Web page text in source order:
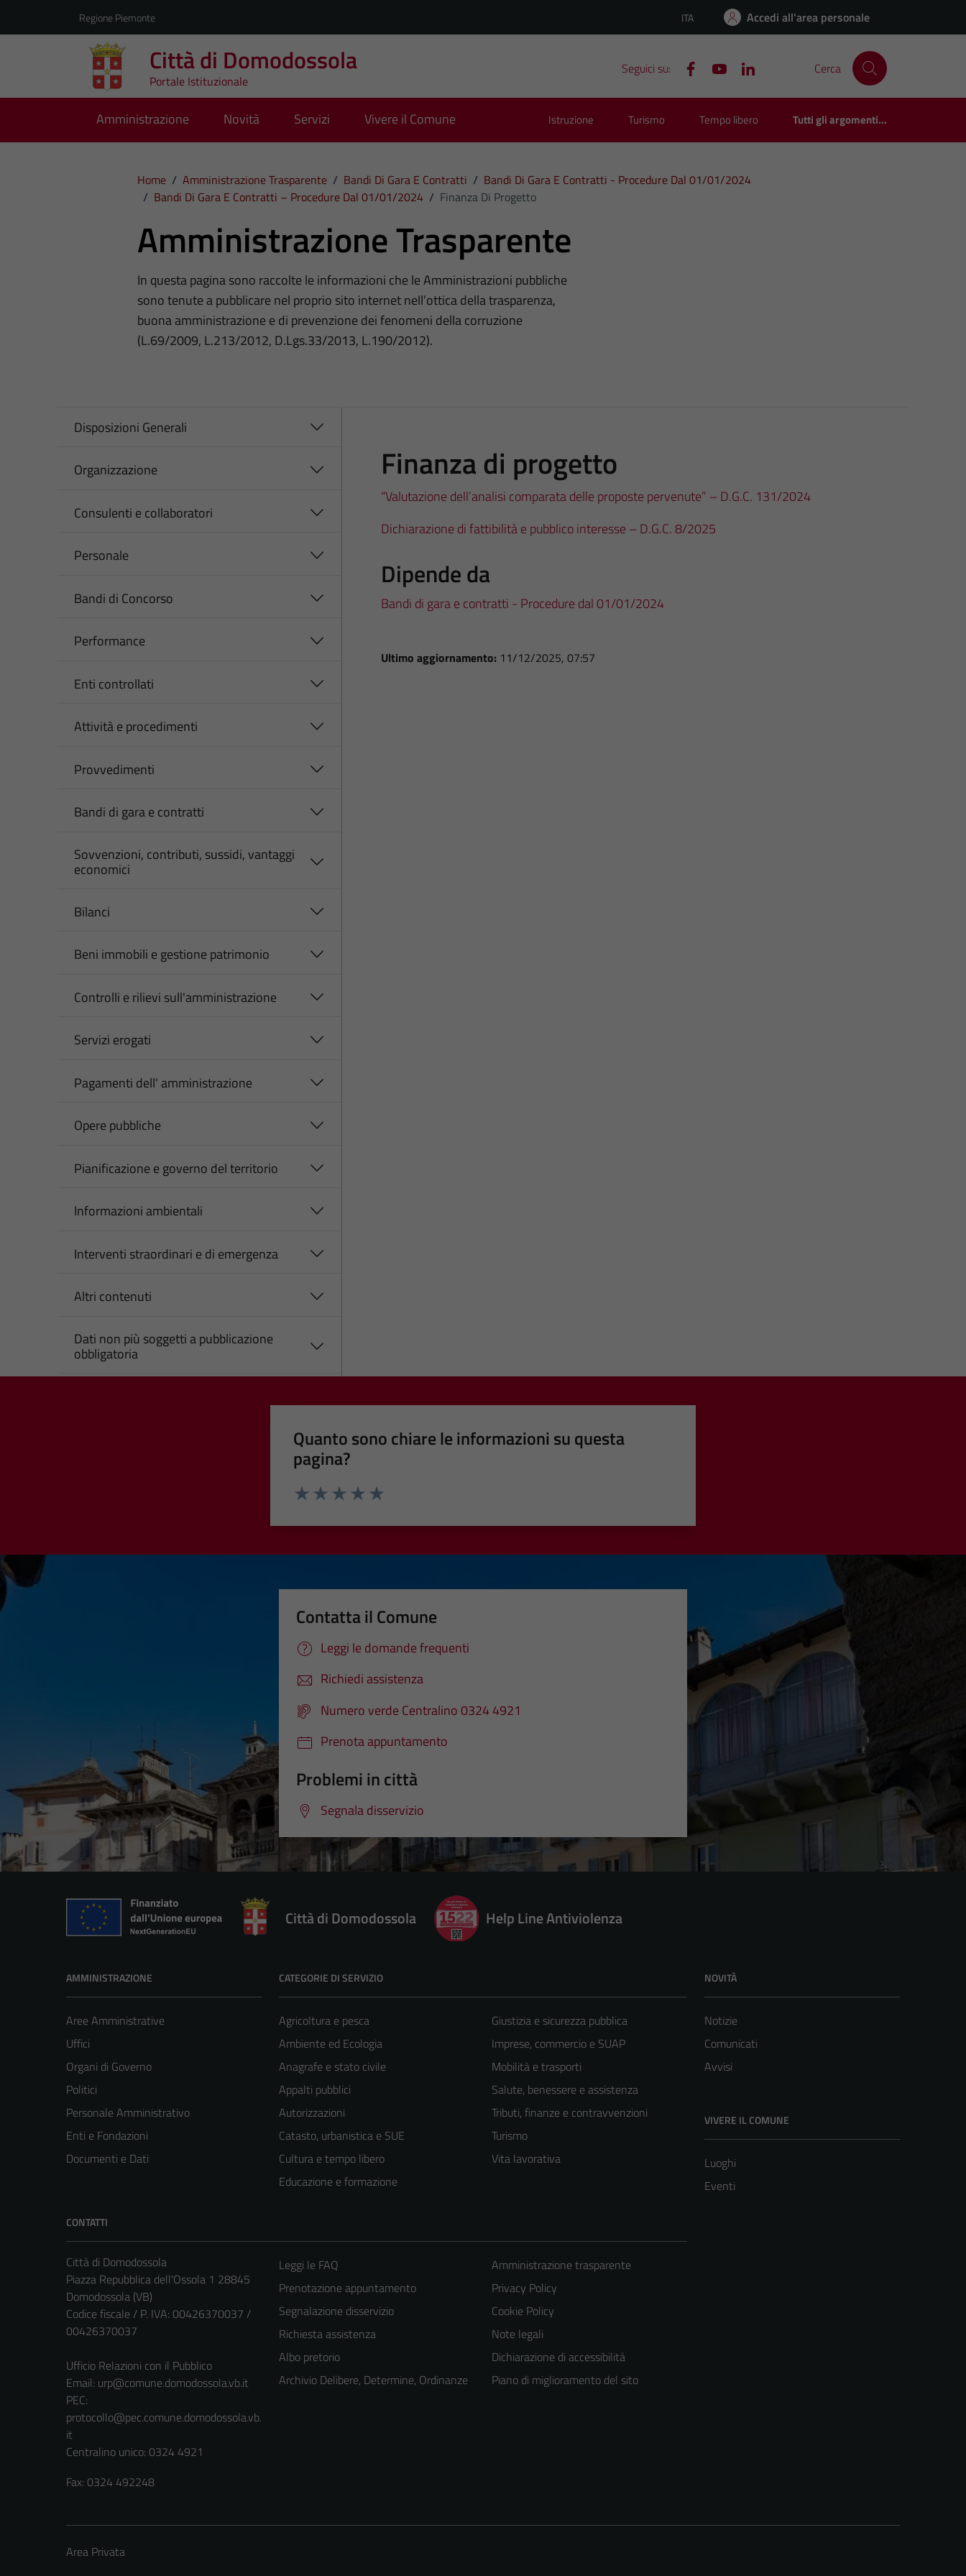
Regione Piemonte Lingua attiva:
ITA Accedi all'area personale
Città di Domodossola
Portale Istituzionale
Seguici su: Cerca
Amministrazione Novità Servizi Vivere il Comune Istruzione Turismo Tempo libero Tutti gli argomenti...
Home / Amministrazione Trasparente / Bandi Di Gara E Contratti / Bandi Di Gara E Contratti - Procedure Dal 01/01/2024
/ Bandi Di Gara E Contratti – Procedure Dal 01/01/2024 / Finanza Di Progetto
Amministrazione Trasparente
In questa pagina sono raccolte le informazioni che le Amministrazioni pubbliche
sono tenute a pubblicare nel proprio sito internet nell’ottica della trasparenza,
buona amministrazione e di prevenzione dei fenomeni della corruzione
(L.69/2009, L.213/2012, D.Lgs.33/2013, L.190/2012).
Disposizioni Generali
Organizzazione
Consulenti e collaboratori
Personale
Bandi di Concorso
Performance
Enti controllati
Attività e procedimenti
Provvedimenti
Bandi di gara e contratti
Sovvenzioni, contributi, sussidi, vantaggi
economici
Bilanci
Beni immobili e gestione patrimonio
Controlli e rilievi sull'amministrazione
Servizi erogati
Pagamenti dell' amministrazione
Opere pubbliche
Pianificazione e governo del territorio
Informazioni ambientali
Interventi straordinari e di emergenza
Altri contenuti
Dati non più soggetti a pubblicazione
obbligatoria
Finanza di progetto
“Valutazione dell’analisi comparata delle proposte pervenute” – D.G.C. 131/2024
Dichiarazione di fattibilità e pubblico interesse – D.G.C. 8/2025
Dipende da
Bandi di gara e contratti - Procedure dal 01/01/2024
Ultimo aggiornamento: 11/12/2025, 07:57
Quanto sono chiare le informazioni su questa
pagina?
Contatta il Comune
Leggi le domande frequenti
Richiedi assistenza
Numero verde Centralino 0324 4921
Prenota appuntamento
Problemi in città
Segnala disservizio
Città di Domodossola Help Line Antiviolenza
AMMINISTRAZIONE
Aree Amministrative
Uffici
Organi di Governo
Politici
Personale Amministrativo
Enti e Fondazioni
Documenti e Dati
CATEGORIE DI SERVIZIO
Agricoltura e pesca
Ambiente ed Ecologia
Anagrafe e stato civile
Appalti pubblici
Autorizzazioni
Catasto, urbanistica e SUE
Cultura e tempo libero
Educazione e formazione
Giustizia e sicurezza pubblica
Imprese, commercio e SUAP
Mobilità e trasporti
Salute, benessere e assistenza
Tributi, finanze e contravvenzioni
Turismo
Vita lavorativa
NOVITÀ
Notizie
Comunicati
Avvisi
VIVERE IL COMUNE
Luoghi
Eventi
CONTATTI
Città di Domodossola
Piazza Repubblica dell'Ossola 1 28845
Domodossola (VB)
Codice fiscale / P. IVA: 00426370037 /
00426370037
Ufficio Relazioni con il Pubblico
Email: urp@comune.domodossola.vb.it
PEC:
protocollo@pec.comune.domodossola.vb.
it
Centralino unico: 0324 4921
Fax: 0324 492248
Leggi le FAQ
Prenotazione appuntamento
Segnalazione disservizio
Richiesta assistenza
Albo pretorio
Archivio Delibere, Determine, Ordinanze
Amministrazione trasparente
Privacy Policy
Cookie Policy
Note legali
Dichiarazione di accessibilità
Piano di miglioramento del sito
Area Privata
del sito e non